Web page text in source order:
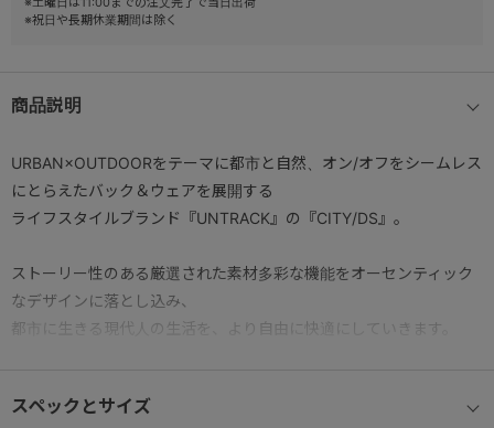
※祝日や長期休業期間は除く
商品説明
URBAN×OUTDOORをテーマに都市と自然、オン/オフをシームレス
にとらえたバック＆ウェアを展開する
ライフスタイルブランド『UNTRACK』の『CITY/DS』。
ストーリー性のある厳選された素材多彩な機能をオーセンティック
なデザインに落とし込み、
都市に生きる現代人の生活を、より自由に快適にしていきます。
るシンプルかつファンクショナルなアイテム。
スペックとサイズ